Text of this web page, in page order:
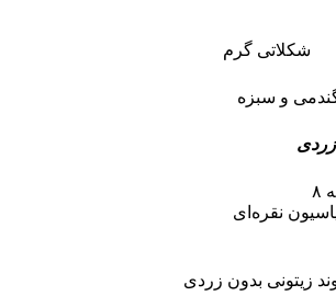
و سبزه
نقره‌ای